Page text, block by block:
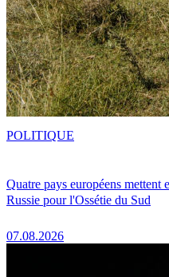
Quatre pays européens mettent
Russie pour l'Ossétie du Sud
07.08.2026
POLITIQUE